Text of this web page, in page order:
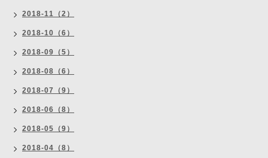
2018-11（2）
2018-10（6）
2018-09（5）
2018-08（6）
2018-07（9）
2018-06（8）
2018-05（9）
2018-04（8）